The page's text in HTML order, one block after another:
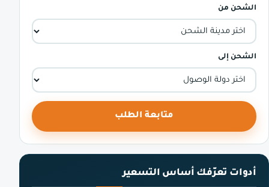
الشحن من
الشحن إلى
متابعة الطلب
أدوات تعرّفك أساس التسعير